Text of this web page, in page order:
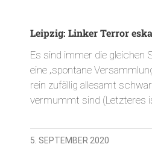
Leipzig: Linker Terror
Es sind immer die gleichen
eine „spontane
rein zufällig allesamt
vermummt sind (Letzteres
5. SEPTEMBER 2020